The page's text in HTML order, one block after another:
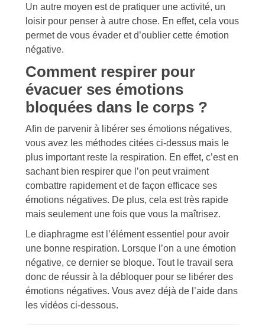
Un autre moyen est de pratiquer une activité, un
loisir pour penser à autre chose. En effet, cela vous
permet de vous évader et d’oublier cette émotion
négative.
Comment respirer pour
évacuer ses émotions
bloquées dans le corps ?
Afin de parvenir à libérer ses émotions négatives,
vous avez les méthodes citées ci-dessus mais le
plus important reste la respiration. En effet, c’est en
sachant bien respirer que l’on peut vraiment
combattre rapidement et de façon efficace ses
émotions négatives. De plus, cela est très rapide
mais seulement une fois que vous la maîtrisez.
Le diaphragme est l’élément essentiel pour avoir
une bonne respiration. Lorsque l’on a une émotion
négative, ce dernier se bloque. Tout le travail sera
donc de réussir à la débloquer pour se libérer des
émotions négatives. Vous avez déjà de l’aide dans
les vidéos ci-dessous.